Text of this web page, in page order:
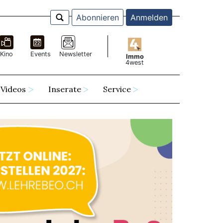
Abonnieren Anmelden
Kino Events Newsletter
Immo
4west
Videos Inserate Service